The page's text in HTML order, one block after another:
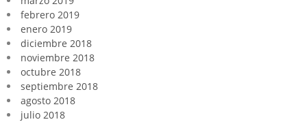
febrero 2019
enero 2019
diciembre 2018
noviembre 2018
octubre 2018
septiembre 2018
agosto 2018
julio 2018